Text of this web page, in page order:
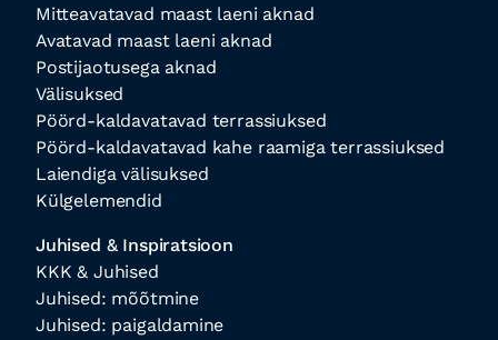
Mitteavatavad maast laeni aknad
Avatavad maast laeni aknad
Postijaotusega aknad
Välisuksed
Pöörd-kaldavatavad terrassiuksed
Pöörd-kaldavatavad kahe raamiga terrassiuksed
Laiendiga välisuksed
Külgelemendid
Juhised & Inspiratsioon
KKK & Juhised
Juhised: mõõtmine
Juhised: paigaldamine